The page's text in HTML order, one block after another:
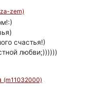
zem)
счастья!)
любви;))))))
(m11032000)